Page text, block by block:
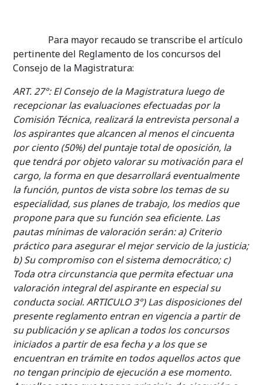
Para mayor recaudo se transcribe el artículo
pertinente del Reglamento de los concursos del
Consejo de la Magistratura:
ART. 27°: El Consejo de la Magistratura luego de
recepcionar las evaluaciones efectuadas por la
Comisión Técnica, realizará la entrevista personal a
los aspirantes que alcancen al menos el cincuenta
por ciento (50%) del puntaje total de oposición, la
que tendrá por objeto valorar su motivación para el
cargo, la forma en que desarrollará eventualmente
la función, puntos de vista sobre los temas de su
especialidad, sus planes de trabajo, los medios que
propone para que su función sea eficiente. Las
pautas mínimas de valoración serán: a) Criterio
práctico para asegurar el mejor servicio de la justicia;
b) Su compromiso con el sistema democrático; c)
Toda otra circunstancia que permita efectuar una
valoración integral del aspirante en especial su
conducta social. ARTICULO 3°) Las disposiciones del
presente reglamento entran en vigencia a partir de
su publicación y se aplican a todos los concursos
iniciados a partir de esa fecha y a los que se
encuentran en trámite en todos aquellos actos que
no tengan principio de ejecución a ese momento.